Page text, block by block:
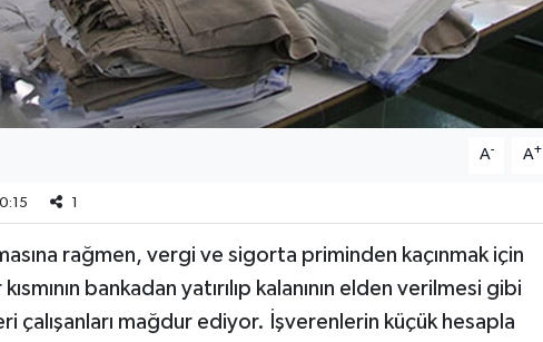
A- A+
1
rağmen, vergi ve sigorta priminden kaçınmak için
bankadan yatırılıp kalanının elden verilmesi gibi
çalışanları mağdur ediyor. İşverenlerin küçük hesapla